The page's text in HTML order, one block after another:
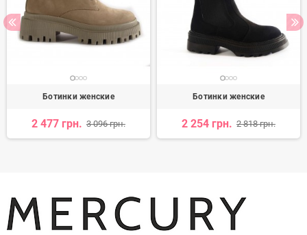
Ботинки женские
2 477 грн. 3 096 грн.
Ботинки женские
2 254 грн. 2 818 грн.